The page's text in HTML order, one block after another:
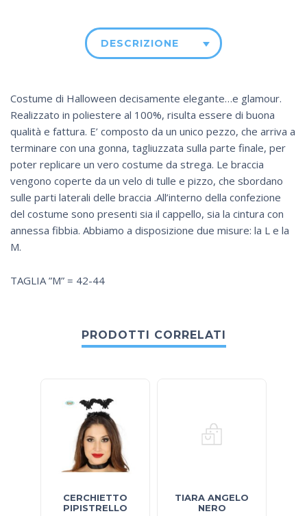
DESCRIZIONE
Costume di Halloween decisamente elegante…e glamour.
Realizzato in poliestere al 100%, risulta essere di buona
qualità e fattura. E’ composto da un unico pezzo, che arriva a
terminare con una gonna, tagliuzzata sulla parte finale, per
poter replicare un vero costume da strega. Le braccia
vengono coperte da un velo di tulle e pizzo, che sbordano
sulle parti laterali delle braccia .All’interno della confezione
del costume sono presenti sia il cappello, sia la cintura con
annessa fibbia. Abbiamo a disposizione due misure: la L e la
M.
TAGLIA ”M” = 42-44
PRODOTTI CORRELATI
CERCHIETTO
PIPISTRELLO
TIARA ANGELO
NERO